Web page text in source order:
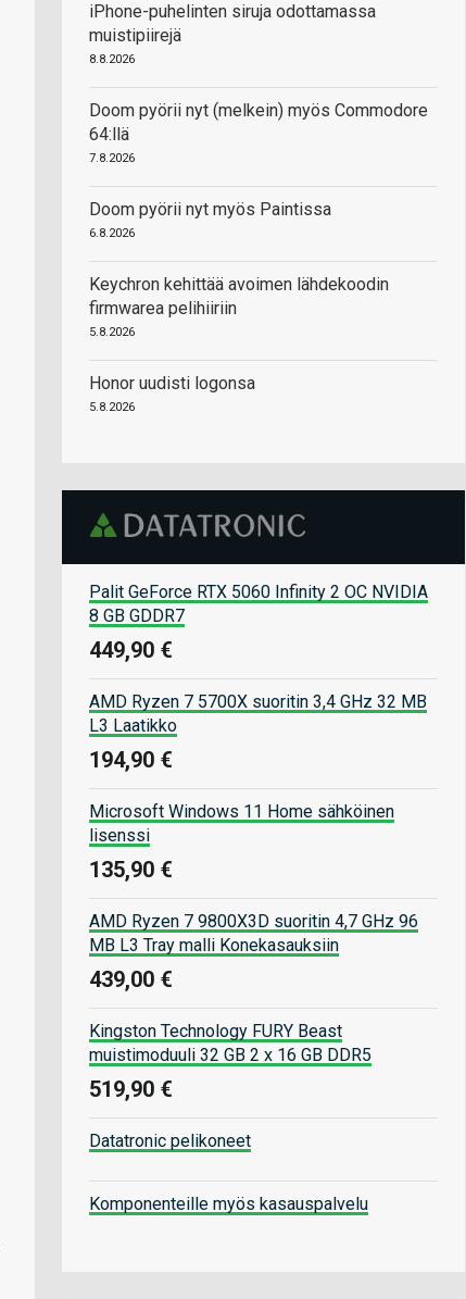
iPhone-puhelinten siruja odottamassa
muistipiirejä
8.8.2026
Doom pyörii nyt (melkein) myös Commodore
64:llä
7.8.2026
Doom pyörii nyt myös Paintissa
6.8.2026
Keychron kehittää avoimen lähdekoodin
firmwarea pelihiiriin
5.8.2026
Honor uudisti logonsa
5.8.2026
Palit GeForce RTX 5060 Infinity 2 OC NVIDIA
8 GB GDDR7
449,90 €
AMD Ryzen 7 5700X suoritin 3,4 GHz 32 MB
L3 Laatikko
194,90 €
Microsoft Windows 11 Home sähköinen
lisenssi
135,90 €
AMD Ryzen 7 9800X3D suoritin 4,7 GHz 96
MB L3 Tray malli Konekasauksiin
439,00 €
Kingston Technology FURY Beast
muistimoduuli 32 GB 2 x 16 GB DDR5
519,90 €
Datatronic pelikoneet
Komponenteille myös kasauspalvelu